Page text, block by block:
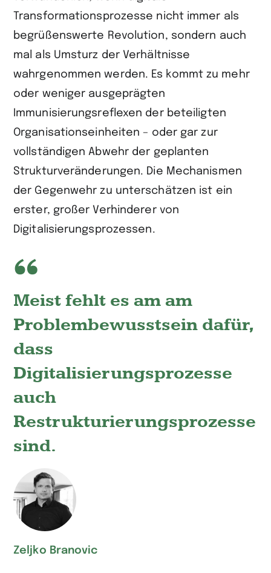
Transformationsprozesse nicht immer als
begrüßenswerte Revolution, sondern auch
mal als Umsturz der Verhältnisse
wahrgenommen werden. Es kommt zu mehr
oder weniger ausgeprägten
Immunisierungsreflexen der beteiligten
Organisationseinheiten – oder gar zur
vollständigen Abwehr der geplanten
Strukturveränderungen. Die Mechanismen
der Gegenwehr zu unterschätzen ist ein
erster, großer Verhinderer von
Digitalisierungsprozessen.
Meist fehlt es am am
Problembewusstsein dafür,
dass
Digitalisierungsprozesse
auch
Restrukturierungsprozesse
sind.
Zeljko Branovic